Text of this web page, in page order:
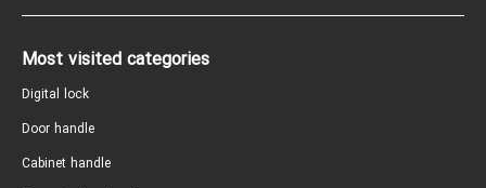
Most visited categories
Digital lock
Door handle
Cabinet handle